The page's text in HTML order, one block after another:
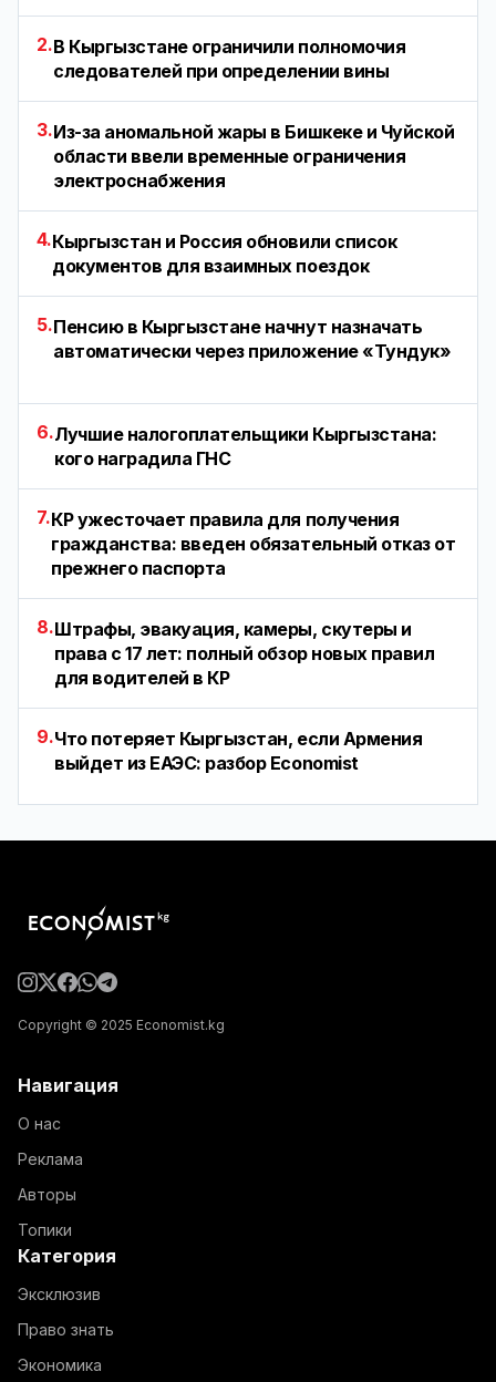
2.В Кыргызстане ограничили полномочия
следователей при определении вины
3.Из-за аномальной жары в Бишкеке и Чуйской
области ввели временные ограничения
электроснабжения
4.Кыргызстан и Россия обновили список
документов для взаимных поездок
5.Пенсию в Кыргызстане начнут назначать
автоматически через приложение «Тундук»
6.Лучшие налогоплательщики Кыргызстана:
кого наградила ГНС
7.КР ужесточает правила для получения
гражданства: введен обязательный отказ от
прежнего паспорта
8.Штрафы, эвакуация, камеры, скутеры и
права с 17 лет: полный обзор новых правил
для водителей в КР
9.Что потеряет Кыргызстан, если Армения
выйдет из ЕАЭС: разбор Economist
Copyright © 2025 Economist.kg
Навигация
О нас
Реклама
Авторы
Топики
Категория
Эксклюзив
Право знать
Экономика